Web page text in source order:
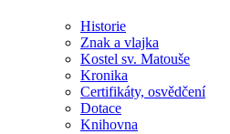
Historie
Znak a vlajka
Kostel sv. Matouše
Kronika
Certifikáty, osvědčení
Dotace
Knihovna